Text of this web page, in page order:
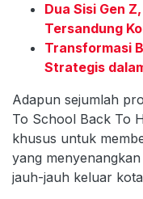
Dua Sisi Gen
Tersandung
Transformasi
Strategis
Adapun sejumlah
To School Back To
khusus untuk
yang
jauh-jauh keluar